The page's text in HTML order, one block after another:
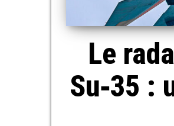
Le
Su‑35 :